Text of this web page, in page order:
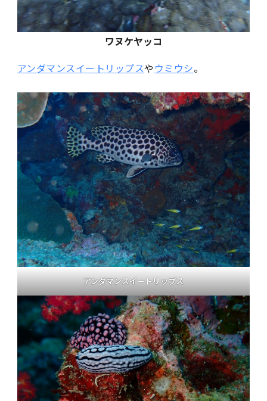
ワヌケヤッコ
アンダマンスイートリップスやウミウシ。
アンダマンスイートリップス